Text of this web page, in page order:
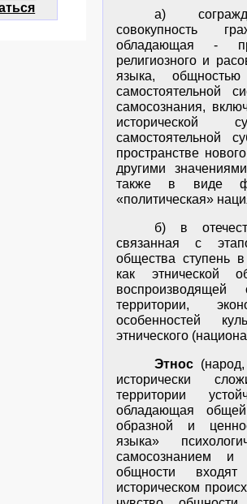
а)
совокупность
обладающая -
религиозного и
языка,
самостоятельной
самосознания,
исторической
самостоятельной
пространстве
другими
также в виде
«политическая»
б) в
связанная с
общества ступень
как этнической
территории,
особенностей
этнического
Этнос
исторически
территории
обладающая
образной и
языка»
самосознанием и
общности
историческом